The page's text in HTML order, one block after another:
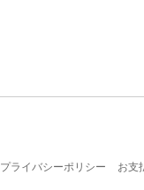
プライバシーポリシー お支